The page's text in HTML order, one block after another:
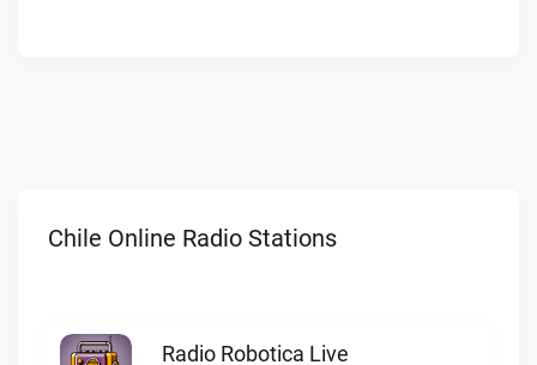
Chile Online Radio Stations
Radio Robotica Live